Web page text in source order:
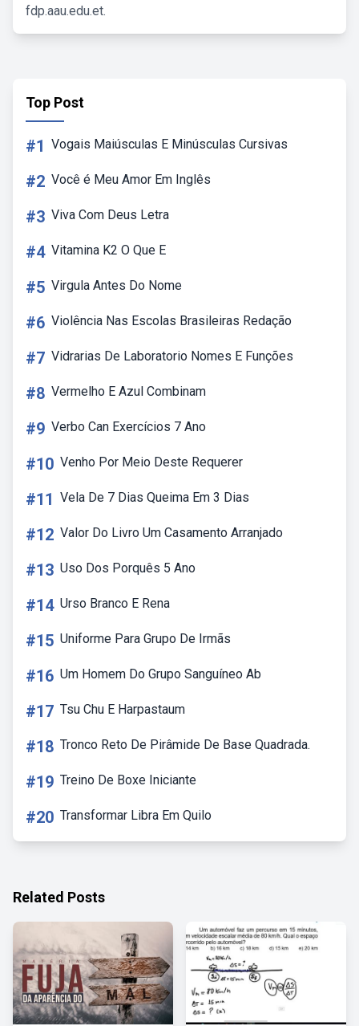
fdp.aau.edu.et.
Top Post
#1 Vogais Maiúsculas E Minúsculas Cursivas
#2 Você é Meu Amor Em Inglês
#3 Viva Com Deus Letra
#4 Vitamina K2 O Que E
#5 Virgula Antes Do Nome
#6 Violência Nas Escolas Brasileiras Redação
#7 Vidrarias De Laboratorio Nomes E Funções
#8 Vermelho E Azul Combinam
#9 Verbo Can Exercícios 7 Ano
#10 Venho Por Meio Deste Requerer
#11 Vela De 7 Dias Queima Em 3 Dias
#12 Valor Do Livro Um Casamento Arranjado
#13 Uso Dos Porquês 5 Ano
#14 Urso Branco E Rena
#15 Uniforme Para Grupo De Irmãs
#16 Um Homem Do Grupo Sanguíneo Ab
#17 Tsu Chu E Harpastaum
#18 Tronco Reto De Pirâmide De Base Quadrada.
#19 Treino De Boxe Iniciante
#20 Transformar Libra Em Quilo
Related Posts